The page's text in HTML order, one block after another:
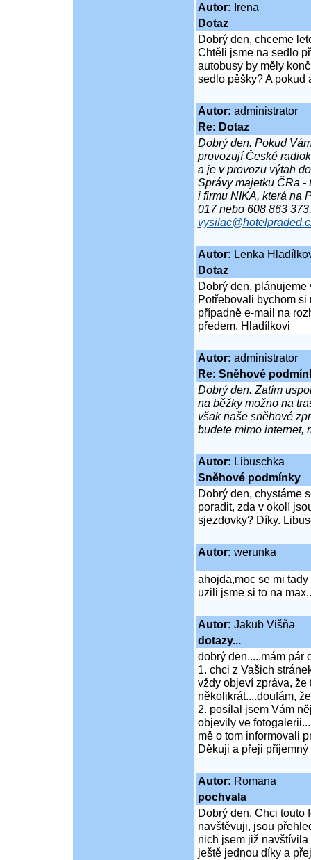
Autor: Irena
Dotaz
Dobrý den, chceme
Chtěli jsme na sedlo
autobusy by měly
sedlo pěšky? A pokud
Autor: administrator
Re: Dotaz
Dobrý den. Pokud
provozují České
a je v provozu výtah
Správy majetku ČRa -
i firmu NIKA, která na
017 nebo 608 863
Autor: Lenka
Dotaz
Dobrý den,
Potřebovali bychom
případně e-mail na
předem. Hladílkovi
Autor: administrator
Re: Sněhové
Dobrý den. Zatím
na běžky možno na
však naše sněhové
budete mimo internet,
Autor: Libuschka
Sněhové podmínky
Dobrý den, chystáme
poradit, zda v okolí
sjezdovky? Díky.
Autor: werunka
ahojda,moc se mi
uzili jsme si to na
Autor: Jakub Višňa
dotazy...
dobrý den.....mám pár
1. chci z Vašich
vždy objeví zpráva, že
několikrát....doufám,
2. posílal jsem Vám
objevily ve
mě o tom informovali
Děkuji a přeji příjemný
Autor: Romana
pochvala
Dobrý den. Chci touto
navštěvuji, jsou
nich jsem již
ještě jednou díky a